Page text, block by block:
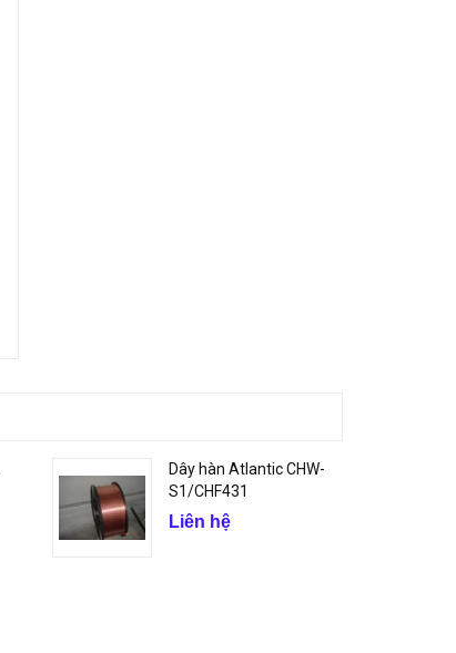
Dây hàn Atlantic CHW-
S1/CHF431
Liên hệ